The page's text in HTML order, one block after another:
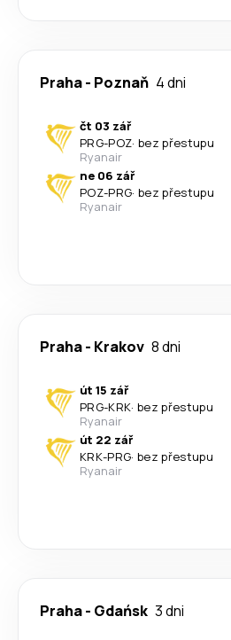
Praha- Poznaň 4 dni
čt 03 zář
PRG-POZ· bez přestupu
Ryanair
ne 06 zář
POZ-PRG· bez přestupu
Ryanair
Praha- Krakov 8 dni
út 15 zář
PRG-KRK· bez přestupu
Ryanair
út 22 zář
KRK-PRG· bez přestupu
Ryanair
Praha- Gdańsk 3 dni